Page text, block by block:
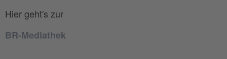
Hier geht's zur
BR-Mediathek